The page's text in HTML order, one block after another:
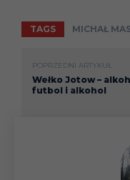
TAGS MICHAŁ
POPRZEDNI ARTYKUŁ
Wełko Jotow –
futbol i alkohol